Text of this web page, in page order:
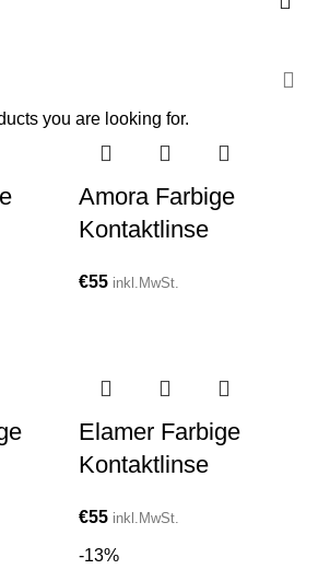
Amora Farbige
Kontaktlinse
€55 inkl.MwSt.
Elamer Farbige
Kontaktlinse
€55 inkl.MwSt.
-13%
you are looking for.